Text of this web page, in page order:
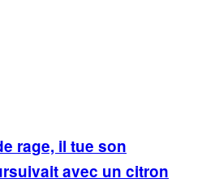
rage, il tue son
avec un citron